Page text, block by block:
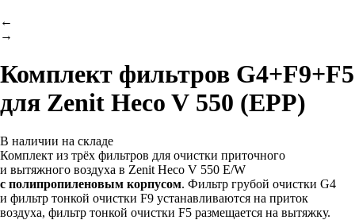
←
→
Комплект фильтров G4+F9+F5
для Zenit Heco V 550 (EPP)
В наличии на складе
Комплект из трёх фильтров для очистки приточного
и вытяжного воздуха в Zenit Heco V 550 E/W
с полипропиленовым корпусом. Фильтр грубой очистки G4
и фильтр тонкой очистки F9 устанавливаются на приток
воздуха, фильтр тонкой очистки F5 размещается на вытяжку.